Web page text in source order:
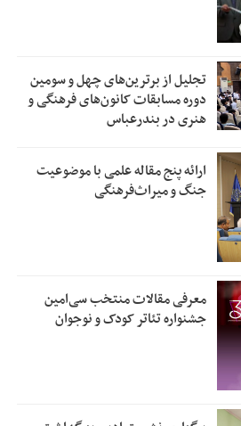
تجلیل از بر‌ترین‌های چهل و سومین
دوره مسابقات کانون‌های فرهنگی و
هنری در بندرعباس
ارائه پنج مقاله علمی با موضوعیت
جنگ و میراث‌فرهنگی
معرفی مقالات منتخب سی‌امین
جشنواره تئاتر کودک و نوجوان